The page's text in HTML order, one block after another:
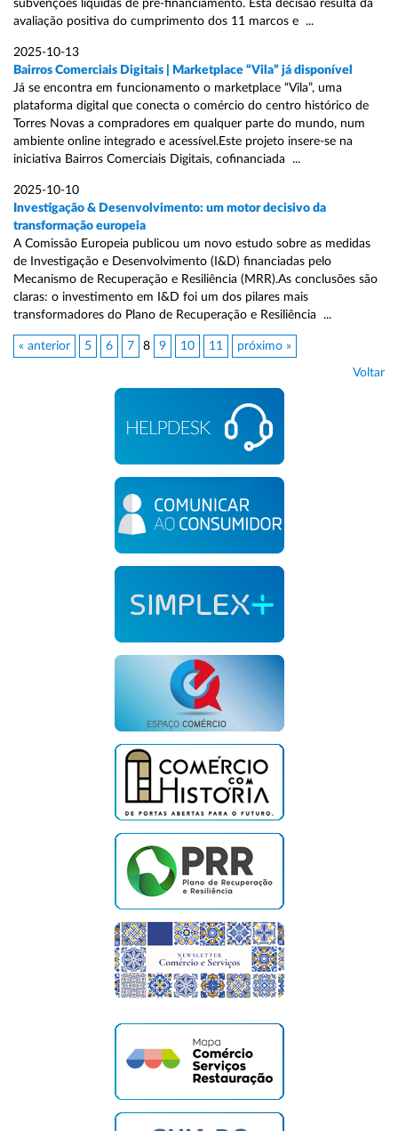
subvenções líquidas de pré-financiamento. Esta decisão resulta da
avaliação positiva do cumprimento dos 11 marcos e ...
2025-10-13
Bairros Comerciais Digitais | Marketplace “Vila” já disponível
Já se encontra em funcionamento o marketplace “Vila”, uma
plataforma digital que conecta o comércio do centro histórico de
Torres Novas a compradores em qualquer parte do mundo, num
ambiente online integrado e acessível.Este projeto insere-se na
iniciativa Bairros Comerciais Digitais, cofinanciada ...
2025-10-10
Investigação & Desenvolvimento: um motor decisivo da
transformação europeia
A Comissão Europeia publicou um novo estudo sobre as medidas
de Investigação e Desenvolvimento (I&D) financiadas pelo
Mecanismo de Recuperação e Resiliência (MRR).As conclusões são
claras: o investimento em I&D foi um dos pilares mais
transformadores do Plano de Recuperação e Resiliência ...
« anterior 5 6 7 8 9 10 11 próximo »
Voltar